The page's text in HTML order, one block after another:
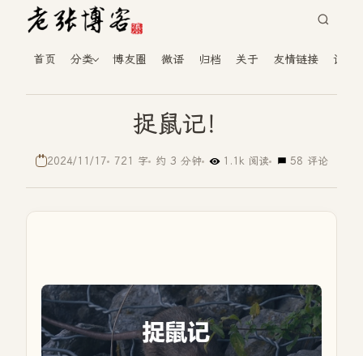
首页 分类 博友圈 微语 归档 关于 友情链接 读者
捉鼠记！
2024/11/17 721 字 约 3 分钟 1.1k 阅读 58 评论